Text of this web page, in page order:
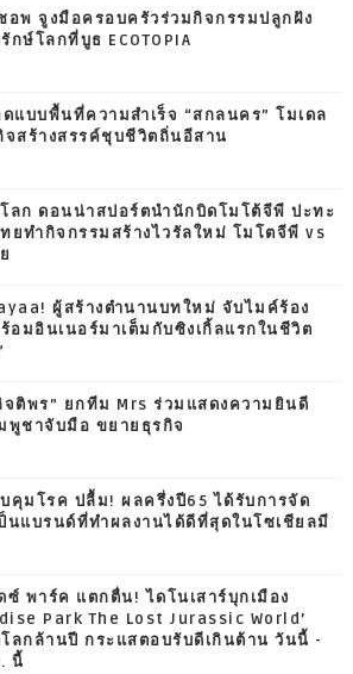
อพ จูงมือครอบครัวร่วมกิจกรรมปลูกฝัง
กษ์โลกที่บูธ ECOTOPIA
ดแบบพื้นที่ความสำเร็จ “สกลนคร” โมเดล
จสร้างสรรค์ชุบชีวิตถิ่นอีสาน
ลก ดอนน่าสปอร์ตนำนักบิดโมโต้จีพี ปะทะ
ยทำกิจกรรมสร้างไวรัลใหม่ โมโตจีพี vs
ผู้สร้างตำนานบทใหม่ จับไมค์ร้อง
อมอินเนอร์มาเต็มกับซิงเกิ้ลแรกในชีวิต
จติพร” ยกทีม Mrs ร่วมแสดงความยินดี
พูชาจับมือ ขยายธุรกิจ
คุมโรค ปลื้ม! ผลครึ่งปี65 ได้รับการจัด
นแบรนด์ที่ทำผลงานได้ดีที่สุดในโซเชียลมี
ซ์ พาร์ค แตกตื่น! ไดโนเสาร์บุกเมือง
Park The Lost Jurassic World’
ลกล้านปี กระแสตอบรับดีเกินต้าน วันนี้ -
นี้